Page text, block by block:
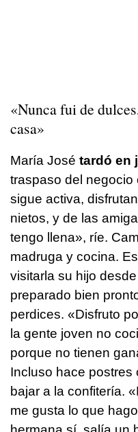
«Nunca fui de
casa»
María José tardó en
traspaso del negocio
sigue activa,
nietos, y de las
tengo llena», ríe.
madruga y cocina.
visitarla su hijo
preparado bien
perdices. «Disfruto
la gente joven no
porque no tienen
Incluso hace
bajar a la confitería.
me gusta lo que